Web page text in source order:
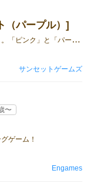
（パープル）]
ネ
コ好きのためのダイスセット。「ピンク」と「パープル」の2色展開。 肉球やネコシルエット入りで振るたびにテンション上がります。
サンセットゲームズ
ゲーム！
〜
Engames